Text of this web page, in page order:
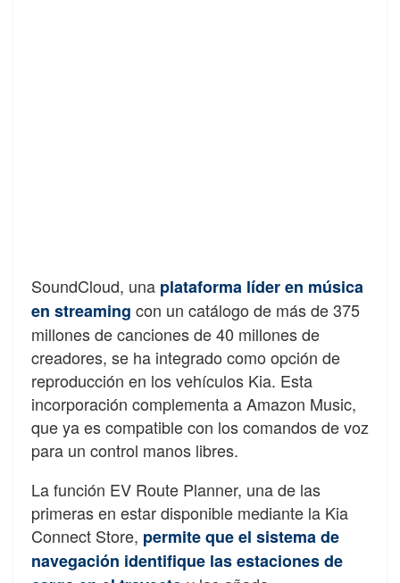
SoundCloud, una plataforma líder en música
en streaming con un catálogo de más de 375
millones de canciones de 40 millones de
creadores, se ha integrado como opción de
reproducción en los vehículos Kia. Esta
incorporación complementa a Amazon Music,
que ya es compatible con los comandos de voz
para un control manos libres.
La función EV Route Planner, una de las
primeras en estar disponible mediante la Kia
Connect Store, permite que el sistema de
navegación identifique las estaciones de